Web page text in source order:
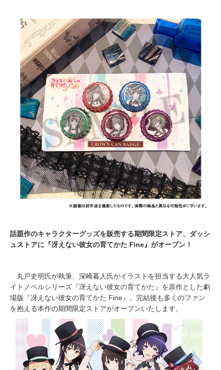
5
2
2
1
話題作のキャラクターグッズを販売する期間限定ストア、ダッシ
ュストアに『冴えない彼女の育てかた Fine』がオープン！
丸戸史明氏が執筆、深崎暮人氏がイラストを担当する大人気ラ
イトノベルシリーズ『冴えない彼女の育てかた』を原作とした劇
場版『冴えない彼女の育てかた Fine』。完結後も多くのファン
を抱える本作の期間限定ストアがオープンいたします。